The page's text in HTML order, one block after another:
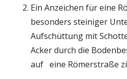
Ein Anzeichen für eine
besonders steiniger
Aufschüttung mit
Acker durch die
auf eine Römerstraße